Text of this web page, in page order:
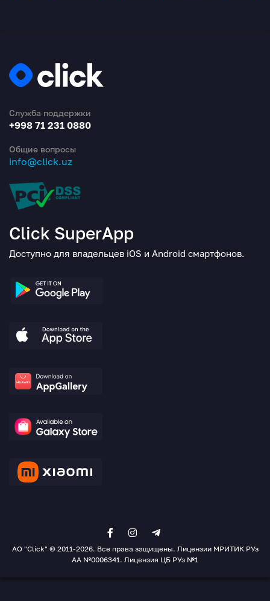
Служба поддержки
+998 71 231 0880
Общие вопросы
info@click.uz
Click SuperApp
Доступно для владельцев iOS и Android смартфонов.
AO "Click" © 2011-2026. Все права защищены. Лицензии МРИТИК РУз
АА №0006341. Лицензия ЦБ РУз №1